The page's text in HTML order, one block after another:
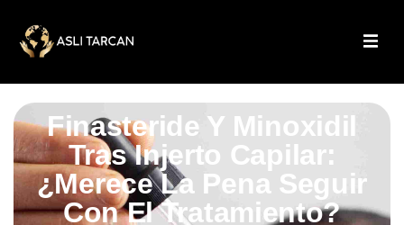
Finasteride Y Minoxidil
Tras Injerto Capilar:
¿merece La Pena Seguir
Con El Tratamiento?